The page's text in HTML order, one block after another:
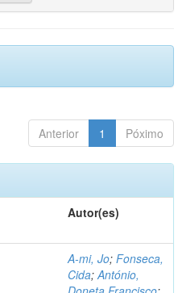
Anterior 1 Póximo
Autor(es)
A-mi, Jo; Fonseca,
Cida;António,